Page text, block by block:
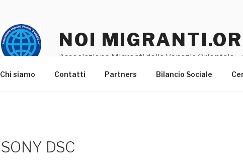
NOI
Associazione Migranti della Venezia Orientale –
Chi siamo Contatti Partners Bilancio Sociale
SONY DSC